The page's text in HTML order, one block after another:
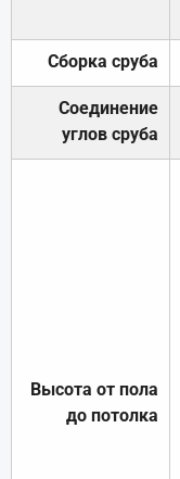
Сборка сруба
Соединение
углов сруба
Высота от пола
до потолка